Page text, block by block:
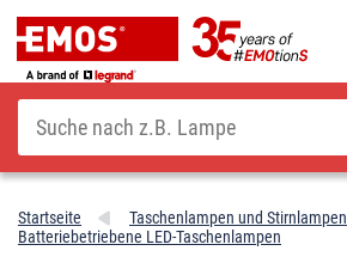
Suche
Startseite
Taschenlampen und Stirnlampen
Batteriebetriebene LED-Taschenlampen